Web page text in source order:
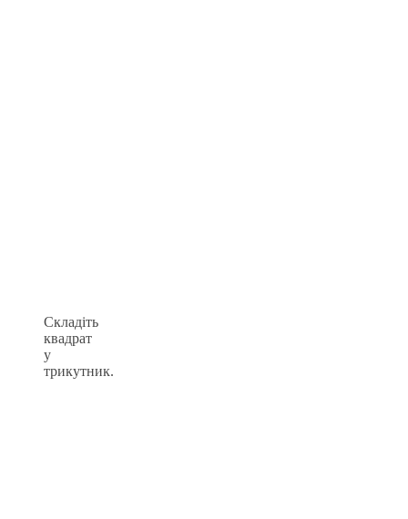
Складіть
квадрат
у
трикутник.